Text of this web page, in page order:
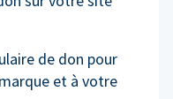
de don pour
et à votre